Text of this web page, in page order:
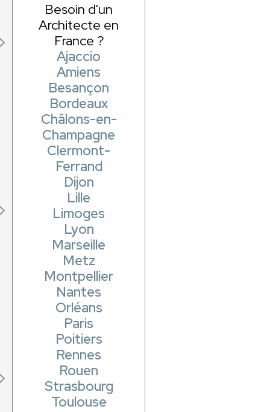
Besoin d'un
Architecte en
France ?
Ajaccio
Amiens
Besançon
Bordeaux
Châlons-en-
Champagne
Clermont-
Ferrand
Dijon
Lille
Limoges
Lyon
Marseille
Metz
Montpellier
Nantes
Orléans
Paris
Poitiers
Rennes
Rouen
Strasbourg
Toulouse